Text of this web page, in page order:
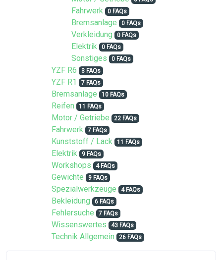
Fahrwerk 0 FAQs
Bremsanlage 0 FAQs
Verkleidung 0 FAQs
Elektrik 0 FAQs
Sonstiges 0 FAQs
YZF R6 3 FAQs
YZF R1 7 FAQs
Bremsanlage 10 FAQs
Reifen 11 FAQs
Motor / Getriebe 22 FAQs
Fahrwerk 7 FAQs
Kunststoff / Lack 11 FAQs
Elektrik 9 FAQs
Workshops 4 FAQs
Gewichte 9 FAQs
Spezialwerkzeuge 4 FAQs
Bekleidung 6 FAQs
Fehlersuche 7 FAQs
Wissenswertes 43 FAQs
Technik Allgemein 26 FAQs